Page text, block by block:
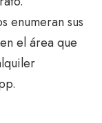
enumeran sus
el área que